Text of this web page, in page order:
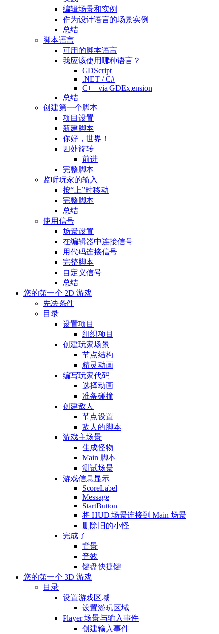
编辑场景和实例
作为设计语言的场景实例
总结
脚本语言
可用的脚本语言
我应该使用哪种语言？
GDScript
.NET / C#
C++ via GDExtension
总结
创建第一个脚本
项目设置
新建脚本
你好，世界！
四处旋转
前进
完整脚本
监听玩家的输入
按“上”时移动
完整脚本
总结
使用信号
场景设置
在编辑器中连接信号
用代码连接信号
完整脚本
自定义信号
总结
您的第一个 2D 游戏
先决条件
目录
设置项目
组织项目
创建玩家场景
节点结构
精灵动画
编写玩家代码
选择动画
准备碰撞
创建敌人
节点设置
敌人的脚本
游戏主场景
生成怪物
Main 脚本
测试场景
游戏信息显示
ScoreLabel
Message
StartButton
将 HUD 场景连接到 Main 场景
删除旧的小怪
完成了
背景
音效
键盘快捷键
您的第一个 3D 游戏
目录
设置游戏区域
设置游玩区域
Player 场景与输入事件
创建输入事件